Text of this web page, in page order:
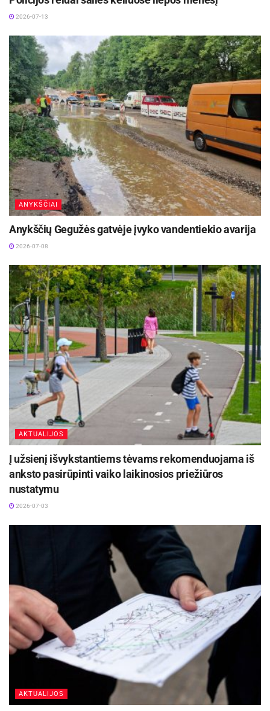
Vaidas Žagūnis. Atsinaujinęs naftos kainų šokas
vėl išbando Lietuvos verslo pasitikėjimą
2026-07-22
Vidaus reikalų ministerijos
Viešųjų ryšių skyriaus informacija
2026-07-13
ANYKŠČIAI
Anykščių Gegužės gatvėje įvyko vandentiekio avarija
2026-07-08
AKTUALIJOS
Į užsienį išvykstantiems tėvams rekomenduojama iš
anksto pasirūpinti vaiko laikinosios priežiūros
nustatymu
2026-07-03
AKTUALIJOS